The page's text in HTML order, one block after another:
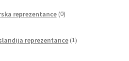
reprezentance 0izdelkov
reprezentance 1izdelek